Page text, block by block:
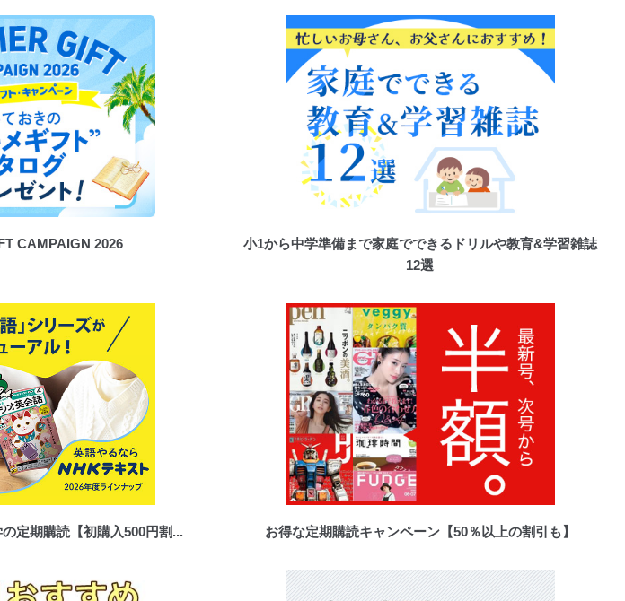
CAMPAIGN 2026
小1から中学準備まで家庭でできるドリルや教育&学習雑誌
12選
定期購読【初購入500円割...
お得な定期購読キャンペーン【50％以上の割引も】